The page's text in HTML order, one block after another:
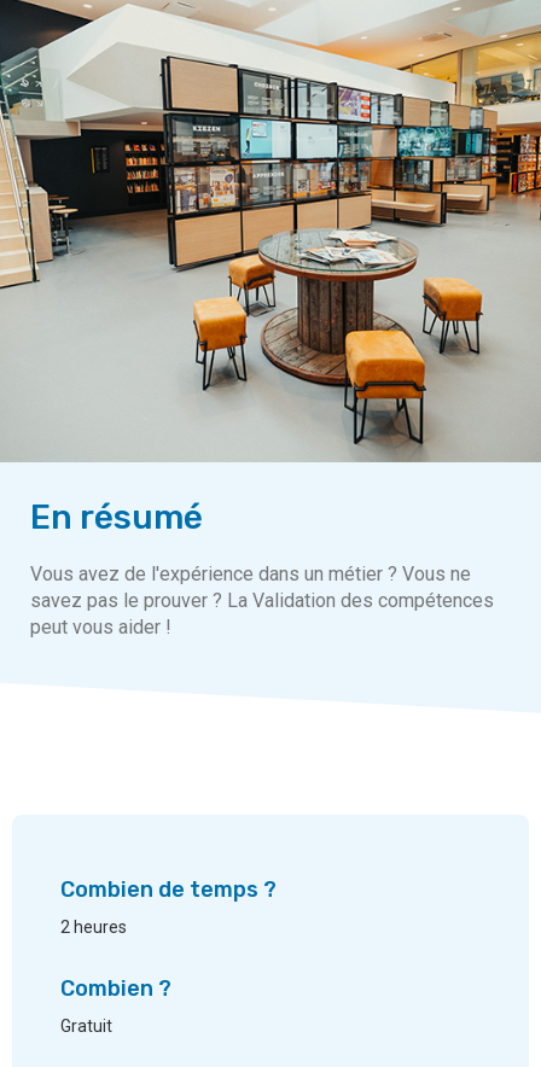
En résumé
Vous avez de l'expérience dans un métier ? Vous ne
savez pas le prouver ? La Validation des compétences
peut vous aider !
Combien de temps ?
2 heures
Combien ?
Gratuit